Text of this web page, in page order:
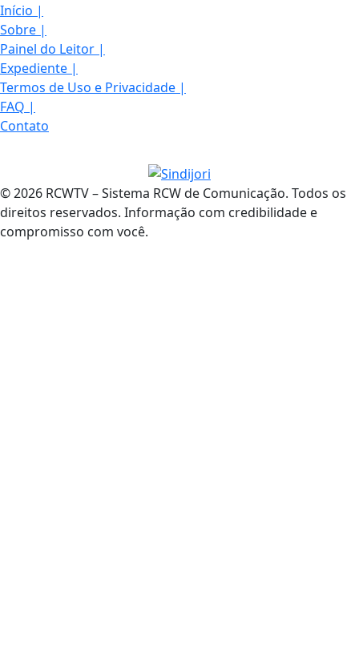
Início |
Sobre |
Painel do Leitor |
Expediente |
Termos de Uso e Privacidade |
FAQ |
Contato
© 2026 RCWTV – Sistema RCW de Comunicação. Todos os
direitos reservados. Informação com credibilidade e
compromisso com você.